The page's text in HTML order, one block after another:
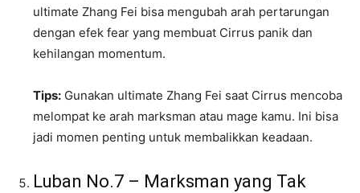
ultimate Zhang Fei bisa mengubah arah pertarungan
dengan efek fear yang membuat Cirrus panik dan
kehilangan momentum.
Tips: Gunakan ultimate Zhang Fei saat Cirrus mencoba
melompat ke arah marksman atau mage kamu. Ini bisa
jadi momen penting untuk membalikkan keadaan.
Luban No.7 – Marksman yang Tak